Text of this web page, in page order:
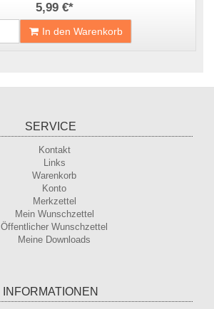
5,99 €*
In den Warenkorb
SERVICE
Kontakt
Links
Warenkorb
Konto
Merkzettel
Mein Wunschzettel
Öffentlicher Wunschzettel
Meine Downloads
INFORMATIONEN